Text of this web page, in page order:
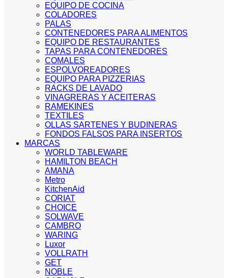
EQUIPO DE COCINA
COLADORES
PALAS
CONTENEDORES PARA ALIMENTOS
EQUIPO DE RESTAURANTES
TAPAS PARA CONTENEDORES
COMALES
ESPOLVOREADORES
EQUIPO PARA PIZZERIAS
RACKS DE LAVADO
VINAGRERAS Y ACEITERAS
RAMEKINES
TEXTILES
OLLAS SARTENES Y BUDINERAS
FONDOS FALSOS PARA INSERTOS
MARCAS
WORLD TABLEWARE
HAMILTON BEACH
AMANA
Metro
KitchenAid
CORIAT
CHOICE
SOLWAVE
CAMBRO
WARING
Luxor
VOLLRATH
GET
NOBLE